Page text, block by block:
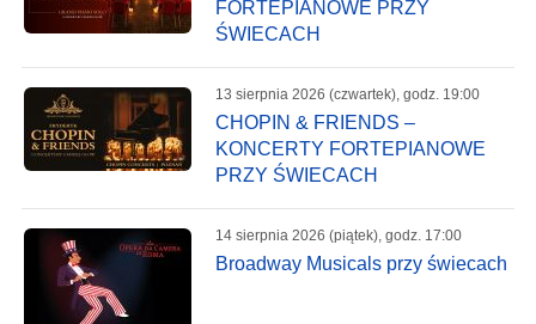
FORTEPIANOWE PRZY
ŚWIECACH
13 sierpnia 2026 (czwartek), godz. 19:00
CHOPIN & FRIENDS –
KONCERTY FORTEPIANOWE
PRZY ŚWIECACH
14 sierpnia 2026 (piątek), godz. 17:00
Broadway Musicals przy świecach